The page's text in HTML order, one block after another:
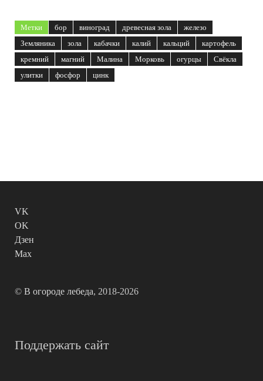
Метки бор виноград древесная зола
железо
Земляника
зола кабачки калий кальций
картофель
кремний
магний Малина Морковь огурцы
Свёкла
улитки
фосфор цинк
VK
OK
Дзен
Max
© В огороде лебеда, 2018-2026
Поддержать сайт